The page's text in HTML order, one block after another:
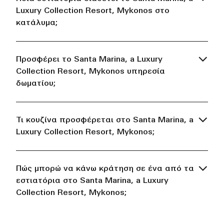
Luxury Collection Resort, Mykonos στο
κατάλυμα;
Προσφέρει το Santa Marina, a Luxury
Collection Resort, Mykonos υπηρεσία
δωματίου;
Τι κουζίνα προσφέρεται στο Santa Marina, a
Luxury Collection Resort, Mykonos;
Πώς μπορώ να κάνω κράτηση σε ένα από τα
εστιατόρια στο Santa Marina, a Luxury
Collection Resort, Mykonos;